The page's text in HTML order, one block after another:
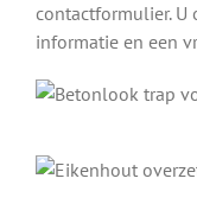
contactformulier.
informatie en een